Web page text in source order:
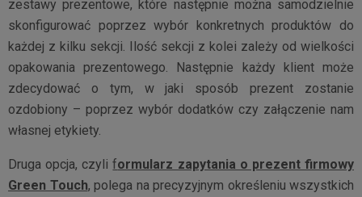
zestawy prezentowe, które następnie można samodzielnie
skonfigurować poprzez wybór konkretnych produktów do
każdej z kilku sekcji. Ilość sekcji z kolei zależy od wielkości
opakowania prezentowego. Następnie każdy klient może
zdecydować o tym, w jaki sposób prezent zostanie
ozdobiony – poprzez wybór dodatków czy załączenie nam
własnej etykiety.
Druga opcja, czyliformularz zapytania o prezent firmowy
Green Touch, polega na precyzyjnym określeniu wszystkich